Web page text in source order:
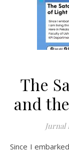
The
and
Jurnal
Since I embarked on my journey at UIN Gus Dur University